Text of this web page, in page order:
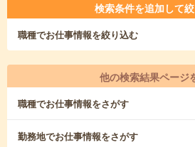
検索条件を追加して
職種でお仕事情報を絞り込む
他の検索結果ページ
職種でお仕事情報をさがす
勤務地でお仕事情報をさがす